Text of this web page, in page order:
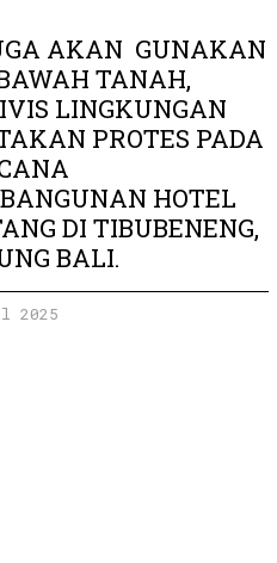
AKAN GUNAKAN
TANAH,
LINGKUNGAN
PROTES PADA
HOTEL
DI TIBUBENENG,
BALI.
2025